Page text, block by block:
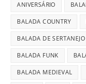
ANIVERSÁRIO
BALADA COUNTRY
BALADA DE SERTANEJO
BALADA FUNK
BALADA MEDIEVAL